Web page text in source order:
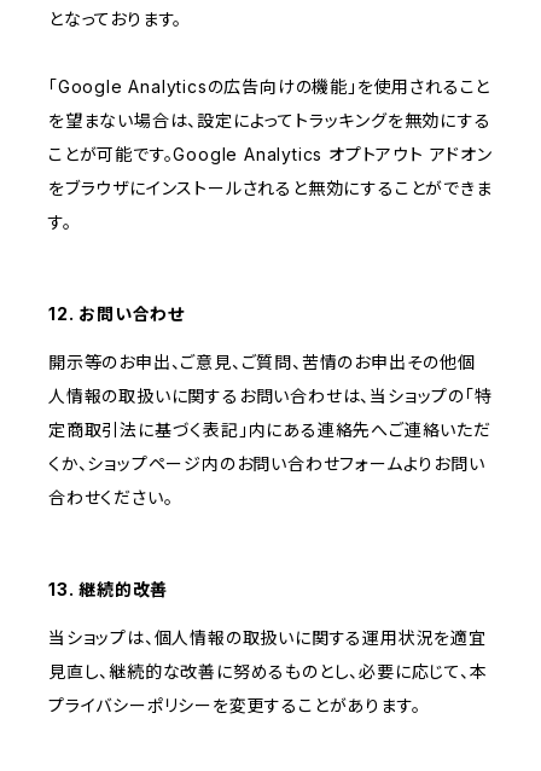
となっております。
「Google Analyticsの広告向けの機能」を使用されること
を望まない場合は、設定によってトラッキングを無効にする
ことが可能です。Google Analytics オプトアウト アドオン
をブラウザにインストールされると無効にすることができま
す。
12. お問い合わせ
開示等のお申出、ご意見、ご質問、苦情のお申出その他個
人情報の取扱いに関するお問い合わせは、当ショップの「特
定商取引法に基づく表記」内にある連絡先へご連絡いただ
くか、ショップページ内のお問い合わせフォームよりお問い
合わせください。
13. 継続的改善
当ショップは、個人情報の取扱いに関する運用状況を適宜
見直し、継続的な改善に努めるものとし、必要に応じて、本
プライバシーポリシーを変更することがあります。